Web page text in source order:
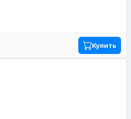
Купить